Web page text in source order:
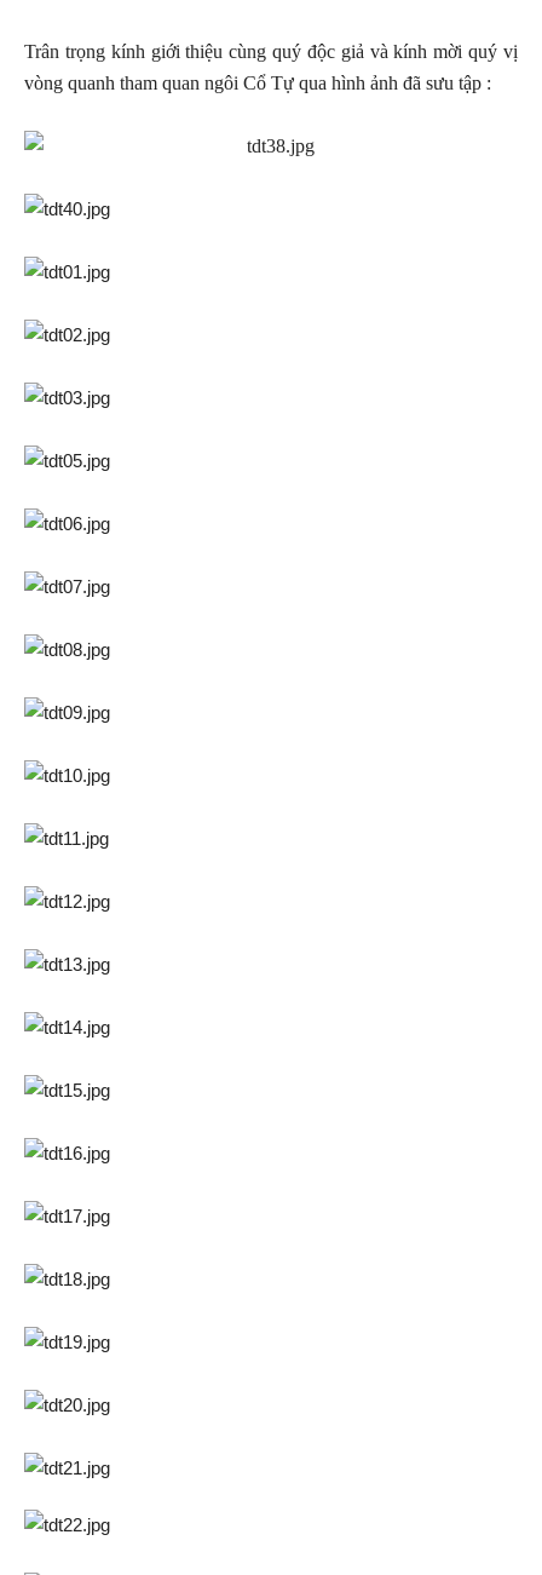
Trân trọng kính giới thiệu cùng quý độc giả và kính mời quý vị
vòng quanh tham quan ngôi Cổ Tự qua hình ảnh đã sưu tập :